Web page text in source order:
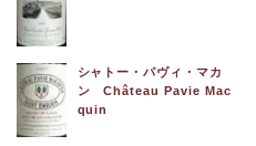
シャトー・パヴィ・マカ
ン Château Pavie Mac
quin